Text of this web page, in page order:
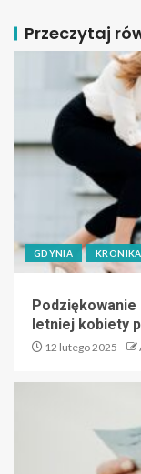
Przeczytaj
GDYNIA
Podziękowanie
letniej kobiety
12 lutego 2025